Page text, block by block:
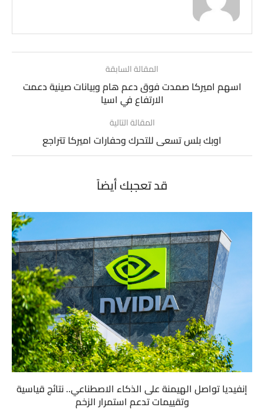
المقالة السابقة
اسهم اميركا صمدت فوق دعم هام وبيانات صينية دعمت
الارتفاع في اسيا
المقالة التالية
اوبك بلس تسعى للتحرك وحفارات اميركا تتراجع
قد تعجبك أيضاً
إنفيديا تواصل الهيمنة على الذكاء الاصطناعي.. نتائج قياسية
وتقييمات تدعم استمرار الزخم